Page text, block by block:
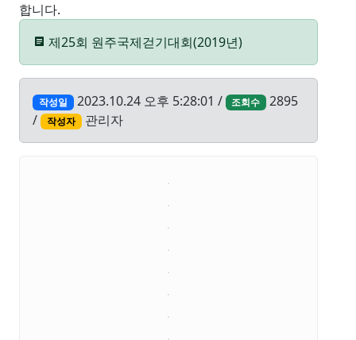
합니다.
제25회 원주국제걷기대회(2019년)
작성일 2023.10.24 오후 5:28:01 / 조회수
2895
/
작성자 관리자